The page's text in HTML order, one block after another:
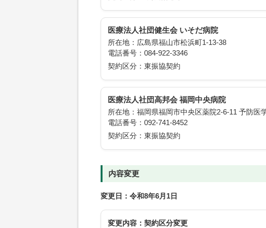
医療法人社団健生会 いそだ病院
所在地：広島県福山市松浜町1-13-38
電話番号：084-922-3346
契約区分：東振協契約
医療法人社団高邦会 福岡中央病院
所在地：福岡県福岡市中央区薬院2-6-11 予防医
電話番号：092-741-8452
契約区分：東振協契約
内容変更
変更日：令和8年6月1日
変更内容：契約区分変更